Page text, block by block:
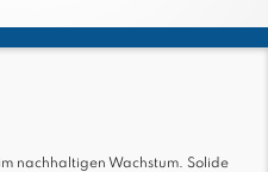
nachhaltigen Wachstum. Solide